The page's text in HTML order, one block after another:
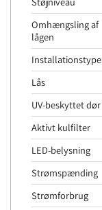
Omhængsling af
lågen
Installationstype
Lås
UV-beskyttet dør
Aktivt kulfilter
LED-belysning
Strømspænding
Strømforbrug